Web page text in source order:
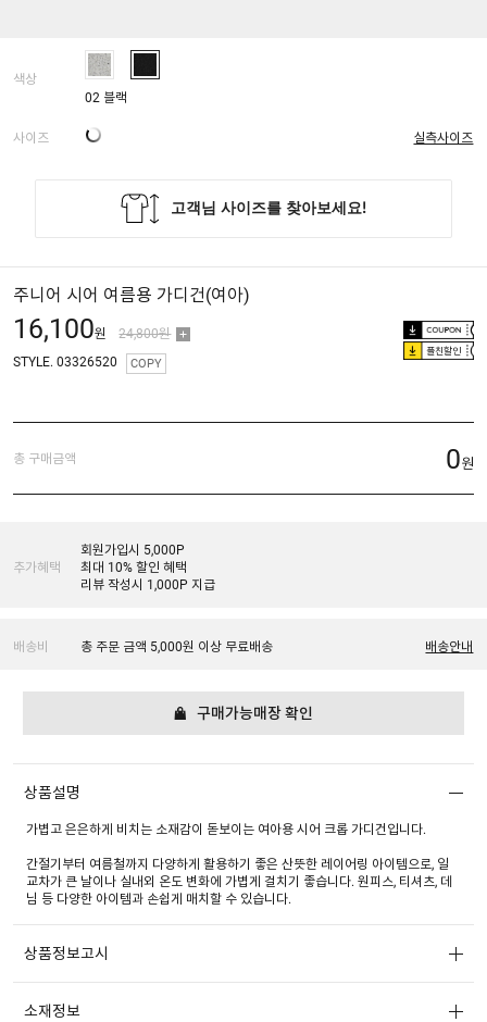
색상
02 블랙
사이즈 실측사이즈
주니어 시어 여름용 가디건(여아)
16,100원 24,800원
플친할인
STYLE. 03326520 COPY
총 구매금액 0원
추가혜택
회원가입시 5,000P
최대 10% 할인 혜택
리뷰 작성시 1,000P 지급
배송비 총 주문 금액 5,000원 이상 무료배송 배송안내
구매가능매장 확인
상품설명
가볍고 은은하게 비치는 소재감이 돋보이는 여아용 시어 크롭 가디건입니다.
간절기부터 여름철까지 다양하게 활용하기 좋은 산뜻한 레이어링 아이템으로, 일
교차가 큰 날이나 실내외 온도 변화에 가볍게 걸치기 좋습니다. 원피스, 티셔츠, 데
님 등 다양한 아이템과 손쉽게 매치할 수 있습니다.
상품정보고시
소재정보